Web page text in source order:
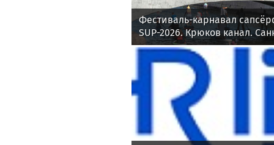
Фестиваль-карнавал
SUP-2026. Крюков канал.